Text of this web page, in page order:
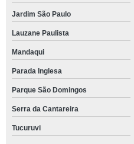
Jardim São Paulo
Lauzane Paulista
Mandaqui
Parada Inglesa
Parque São Domingos
Serra da Cantareira
Tucuruvi